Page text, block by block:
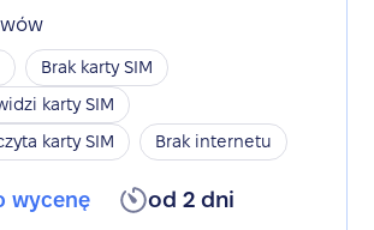
Brak karty SIM
karty SIM
karty SIM
Brak internetu
wycenę od 2 dni